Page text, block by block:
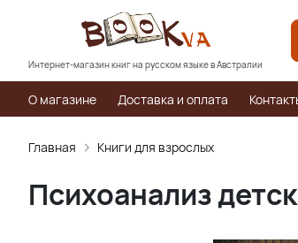
Интернет-магазин книг на русском языке в Австралии
О магазине Доставка и оплата
Главная Книги для взрослых
Психоанализ